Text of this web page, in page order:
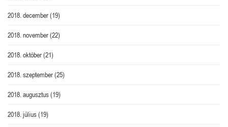
2018. december(19)
2018. november(22)
2018. október(21)
2018. szeptember(25)
2018. augusztus(19)
2018. július(19)